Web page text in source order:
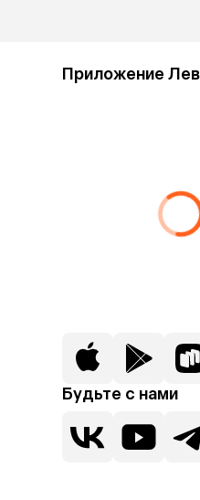
Приложение
Будьте с нами